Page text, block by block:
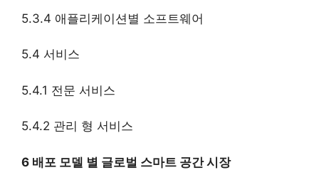
5.3.4 애플리케이션별 소프트웨어
5.4 서비스
5.4.1 전문 서비스
5.4.2 관리 형 서비스
6 배포 모델 별 글로벌 스마트 공간 시장